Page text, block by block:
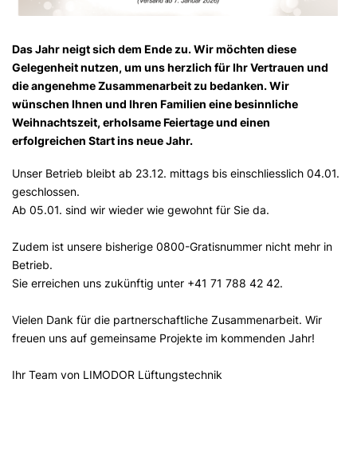
Das Jahr neigt sich dem Ende zu. Wir möchten diese
Gelegenheit nutzen, um uns herzlich für Ihr Vertrauen und
die angenehme Zusammenarbeit zu bedanken. Wir
wünschen Ihnen und Ihren Familien eine besinnliche
Weihnachtszeit, erholsame Feiertage und einen
erfolgreichen Start ins neue Jahr.
Unser Betrieb bleibt ab 23.12. mittags bis einschliesslich 04.01.
geschlossen.
Ab 05.01. sind wir wieder wie gewohnt für Sie da.
Zudem ist unsere bisherige 0800-Gratisnummer nicht mehr in
Betrieb.
Sie erreichen uns zukünftig unter +41 71 788 42 42.
Vielen Dank für die partnerschaftliche Zusammenarbeit. Wir
freuen uns auf gemeinsame Projekte im kommenden Jahr!
Ihr Team von LIMODOR Lüftungstechnik